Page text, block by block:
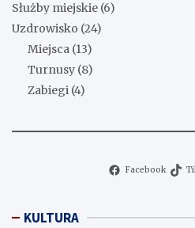
Służby miejskie (6)
Uzdrowisko (24)
Miejsca (13)
Turnusy (8)
Zabiegi (4)
Facebook
KULTURA